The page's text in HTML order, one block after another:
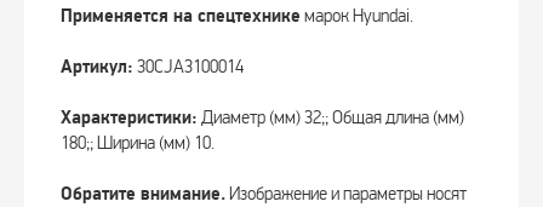
Применяется на спецтехнике марок Hyundai.
Артикул: 30CJA3100014
Характеристики: Диаметр (мм) 32;; Общая длина (мм)
180;; Ширина (мм) 10.
Обратите внимание.Изображение и параметры носят